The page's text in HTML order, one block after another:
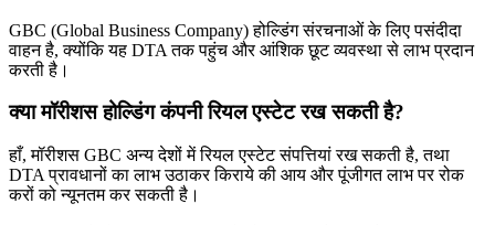
GBC (Global Business Company) होल्डिंग संरचनाओं के लिए पसंदीदा
वाहन है, क्योंकि यह DTA तक पहुंच और आंशिक छूट व्यवस्था से लाभ प्रदान
करती है।
क्या मॉरीशस होल्डिंग कंपनी रियल एस्टेट रख सकती है?
हाँ, मॉरीशस GBC अन्य देशों में रियल एस्टेट संपत्तियां रख सकती है, तथा
DTA प्रावधानों का लाभ उठाकर किराये की आय और पूंजीगत लाभ पर रोक
करों को न्यूनतम कर सकती है।